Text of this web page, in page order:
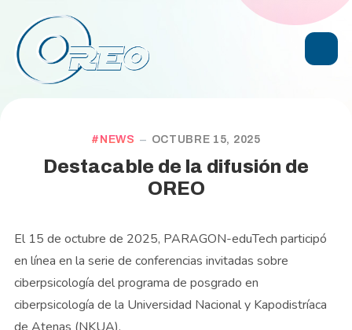
NEWS OCTUBRE 15, 2025
Destacable de la difusión de
OREO
El 15 de octubre de 2025, PARAGON-eduTech participó
en línea en la serie de conferencias invitadas sobre
ciberpsicología del programa de posgrado en
ciberpsicología de la Universidad Nacional y Kapodistríaca